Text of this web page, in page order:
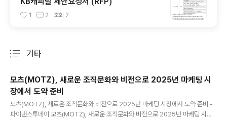
1 2 조회 2
기타
모츠(MOTZ), 새로운 조직문화와 비전으로 2025년 마케팅 시
장에서 도약 준비
모츠(MOTZ), 새로운 조직문화와 비전으로 2025년 마케팅 시장에서 도약 준비 -
파이낸스투데이 모츠(MOTZ), 새로운 조직문화와 비전으로 2025년 마케팅 시장